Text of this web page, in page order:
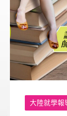
大陸就學報